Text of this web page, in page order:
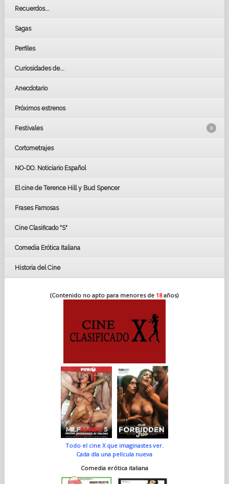
Recuerdos...
Sagas
Perfiles
Curiosidades de...
Anecdotario
Próximos estrenos
Festivales
LOS OSCARS
GOYAS
BAFTA
Cortometrajes
NO-DO. Noticiario Español
El cine de Terence Hill y Bud Spencer
Frases Famosas
Cine Clasificado "S"
Comedia Erótica Italiana
Historia del Cine
(Contenido no apto para menores de 18años)
Todo el cine X que imaginastes ver.
Cada día una película nueva
Comedia erótica italiana